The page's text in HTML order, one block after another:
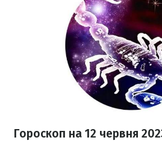
Гороскоп на 12 червня